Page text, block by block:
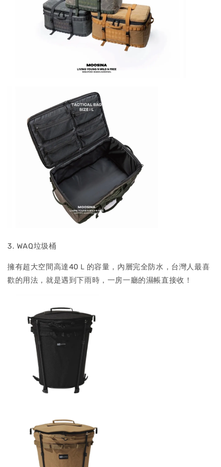
3. WAQ垃圾桶
擁有超大空間高達40Ｌ的容量，內層完全防水，台灣人最喜
歡的用法，就是遇到下雨時，一房一廳的濕帳直接收！